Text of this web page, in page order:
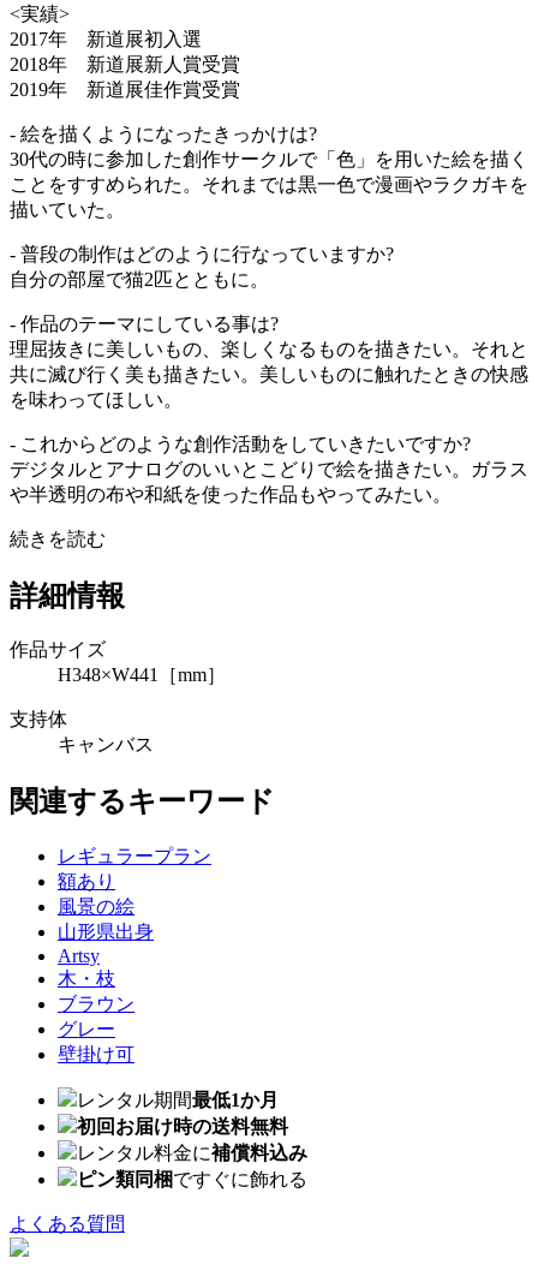
<実績>
2017年 新道展初入選
2018年 新道展新人賞受賞
2019年 新道展佳作賞受賞
- 絵を描くようになったきっかけは?
30代の時に参加した創作サークルで「色」を用いた絵を描く
ことをすすめられた。それまでは黒一色で漫画やラクガキを
描いていた。
- 普段の制作はどのように行なっていますか?
自分の部屋で猫2匹とともに。
- 作品のテーマにしている事は?
理屈抜きに美しいもの、楽しくなるものを描きたい。それと
共に滅び行く美も描きたい。美しいものに触れたときの快感
を味わってほしい。
- これからどのような創作活動をしていきたいですか?
デジタルとアナログのいいとこどりで絵を描きたい。ガラス
や半透明の布や和紙を使った作品もやってみたい。
続きを読む
詳細情報
作品サイズ
H348×W441［mm］
支持体
キャンバス
関連するキーワード
レギュラープラン
額あり
風景の絵
山形県出身
Artsy
木・枝
ブラウン
グレー
壁掛け可
レンタル期間最低1か月
初回お届け時の送料無料
レンタル料金に補償料込み
ピン類同梱ですぐに飾れる
よくある質問